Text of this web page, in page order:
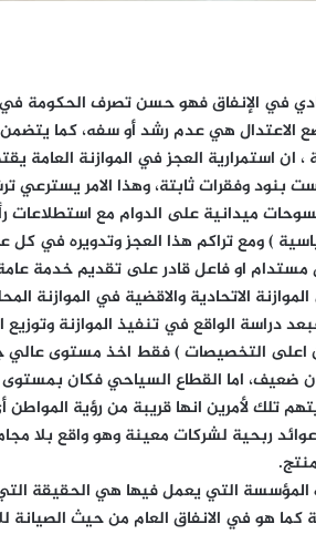
في الإنفاق فهو حسن تصرف الحكومة
هي عدم رشد أو سفه، كما يتضمن
استمرارية العجز في الموازنة
وفقرات ثابتة، وهذا الامر يسترعي
ميدانية على الدوام مع استطلاعات
) ومع تراكم هذا العجز وتدويره في
او فاعل قادر على تقديم خدمة
الاتحادية والاقضية في الموازنة
دراسة الواقع في تنفيذ الموازنة
التخصيصات ) فقط اخذ مستوى عالي
فكان ضعيف، اما القطاع السياحي فكان
تلك لأمرين انها قريبة من رؤية
ربحية لشركات معينة وهو واقع بلا
المؤسسة التي يعمل فيها هي الحقيقة
كما هو في الانفاق العام من حيث